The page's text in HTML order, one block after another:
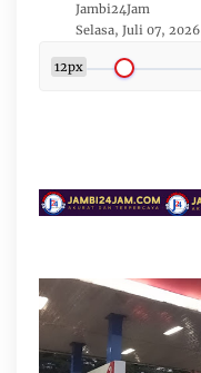
Jambi24Jam
Selasa, Juli 07, 2026
12px